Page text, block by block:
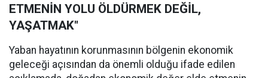
ETMENİN YOLU ÖLDÜRMEK DEĞİL,
YAŞATMAK"
Yaban hayatının korunmasının bölgenin ekonomik
geleceği açısından da önemli olduğu ifade edilen